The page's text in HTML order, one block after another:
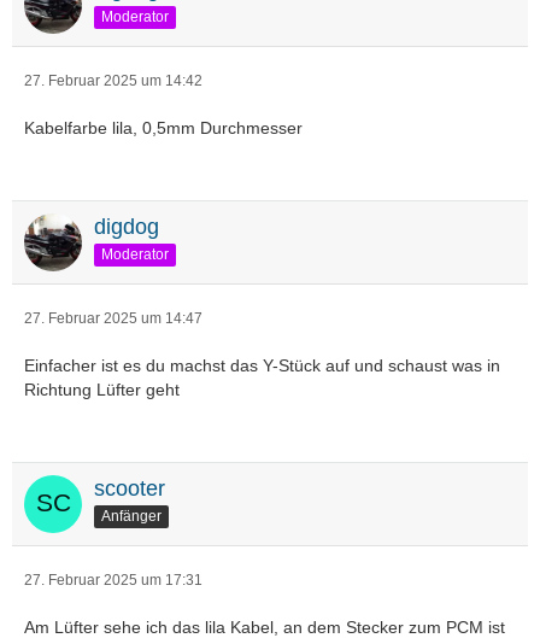
Moderator
27. Februar 2025 um 14:42
Kabelfarbe lila, 0,5mm Durchmesser
digdog
Moderator
27. Februar 2025 um 14:47
Einfacher ist es du machst das Y-Stück auf und schaust was in
Richtung Lüfter geht
scooter
Anfänger
27. Februar 2025 um 17:31
Am Lüfter sehe ich das lila Kabel, an dem Stecker zum PCM ist